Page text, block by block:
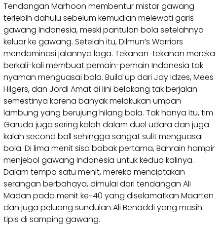
Tendangan Marhoon membentur mistar gawang
terlebih dahulu sebelum kemudian melewati garis
gawang Indonesia, meski pantulan bola setelahnya
keluar ke gawang. Setelah itu, Dilmun’s Warriors
mendominasi jalannya laga. Tekanan-tekanan mereka
berkali-kali membuat pemain-pemain Indonesia tak
nyaman menguasai bola. Build up dari Jay Idzes, Mees
Hilgers, dan Jordi Amat di lini belakang tak berjalan
semestinya karena banyak melakukan umpan
lambung yang berujung hilang bola. Tak hanya itu, tim
Garuda juga sering kalah dalam duel udara dan juga
kalah second ball sehingga sangat sulit menguasai
bola. Di lima menit sisa babak pertama, Bahrain hampir
menjebol gawang Indonesia untuk kedua kalinya.
Dalam tempo satu menit, mereka menciptakan
serangan berbahaya, dimulai dari tendangan Ali
Madan pada menit ke-40 yang diselamatkan Maarten
dan juga peluang sundulan Ali Benaddi yang masih
tipis di samping gawang.